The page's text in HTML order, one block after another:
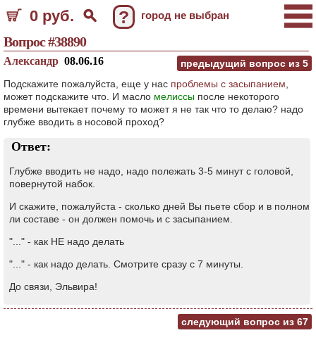
0 руб. ? город не выбран
Вопрос #38890
предыдущий вопрос из 5
Александр 08.06.16
Подскажите пожалуйста, еще у нас проблемы с засыпанием
может подскажите что. И масло мелиссы после некоторого
времени вытекает почему то может я не так что то делаю? надо
глубже вводить в носовой проход?
Ответ:
Глубже вводить не надо, надо полежать 3-5 минут с головой,
повернутой набок.
И скажите, пожалуйста - сколько дней Вы пьете сбор и в полном
ли составе - он должен помочь и с засыпанием.
"..." - как НЕ надо делать
"..." - как надо делать. Смотрите сразу с 7 минуты.
До связи, Эльвира!
следующий вопрос из 67